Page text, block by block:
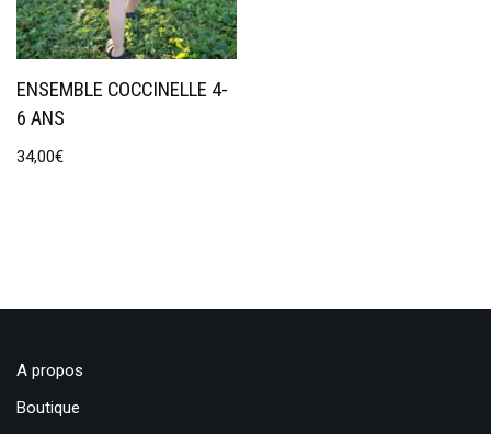
ENSEMBLE COCCINELLE 4-
6 ANS
34,00€
A propos
Boutique